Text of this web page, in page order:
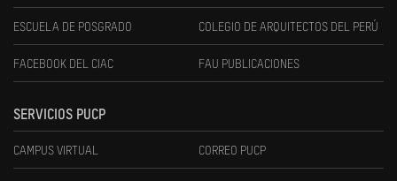
ESCUELA DE POSGRADO COLEGIO DE ARQUITECTOS DEL PERÚ
FACEBOOK DEL CIAC FAU PUBLICACIONES
SERVICIOS PUCP
CAMPUS VIRTUAL CORREO PUCP